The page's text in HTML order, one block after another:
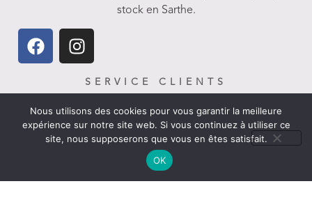
stock en Sarthe.
SERVICE CLIENTS
Livraison
Nous contacter
Politique de remboursement
Nous utilisons des cookies pour vous garantir la meilleure
expérience sur notre site web. Si vous continuez à utiliser ce
site, nous supposerons que vous en êtes satisfait.
OK